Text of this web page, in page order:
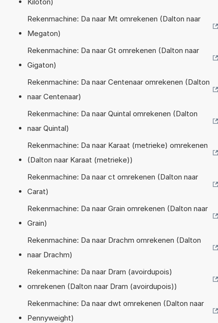
Rekenmachine: Da naar Mt omrekenen (Dalton naar
Megaton)
Rekenmachine: Da naar Gt omrekenen (Dalton naar
Gigaton)
Rekenmachine: Da naar Centenaar omrekenen (Dalton
naar Centenaar)
Rekenmachine: Da naar Quintal omrekenen (Dalton
naar Quintal)
Rekenmachine: Da naar Karaat (metrieke) omrekenen
(Dalton naar Karaat (metrieke))
Rekenmachine: Da naar ct omrekenen (Dalton naar
Carat)
Rekenmachine: Da naar Grain omrekenen (Dalton naar
Grain)
Rekenmachine: Da naar Drachm omrekenen (Dalton
naar Drachm)
Rekenmachine: Da naar Dram (avoirdupois)
omrekenen (Dalton naar Dram (avoirdupois))
Rekenmachine: Da naar dwt omrekenen (Dalton naar
Pennyweight)